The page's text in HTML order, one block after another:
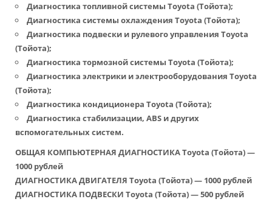
Диагностика топливной системы Toyota (Тойота);
Диагностика системы охлаждения Toyota (Тойота);
Диагностика подвески и рулевого управления Toyota
(Тойота);
Диагностика тормозной системы Toyota (Тойота);
Диагностика электрики и электрооборудования Toyota
(Тойота);
Диагностика кондиционера Toyota (Тойота);
Диагностика стабилизации, ABS и других
вспомогательных систем.
ОБЩАЯ КОМПЬЮТЕРНАЯ ДИАГНОСТИКА Toyota (Тойота) —
1000 рублей
ДИАГНОСТИКА ДВИГАТЕЛЯ Toyota (Тойота) — 1000 рублей
ДИАГНОСТИКА ПОДВЕСКИ Toyota (Тойота) — 500 рублей